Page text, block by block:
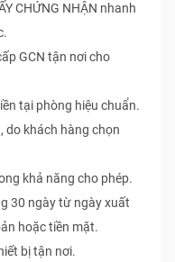
CHỨNG NHẬN nhanh
GCN tận nơi cho
tại phòng hiệu chuẩn.
khách hàng chọn
khả năng cho phép.
30 ngày từ ngày xuất
hoặc tiền mặt.
bị tận nơi.